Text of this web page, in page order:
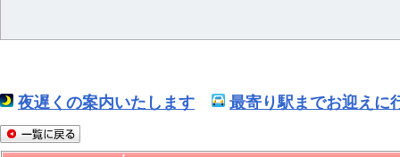
夜遅くの案内いたします 最寄り駅までお迎えに